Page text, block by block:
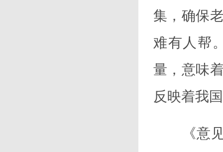
集，确保
难有人帮
量，意味
反映着我
《意见